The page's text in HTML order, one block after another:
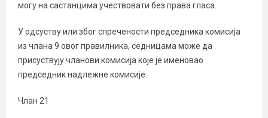
могу на састанцима учествовати без права гласа.
У одсуству или због спречености председника комисија
из члана 9 овог правилника, седницама може да
присуствују чланови комисија које је именовао
председник надлежне комисије.
Члан 21